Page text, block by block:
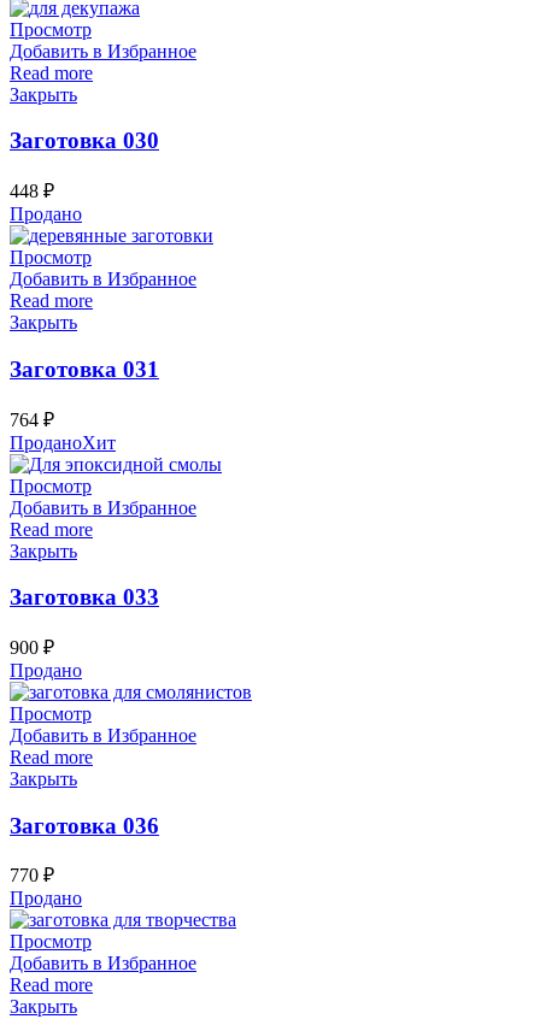
Просмотр
Добавить в Избранное
Read more
Закрыть
Заготовка 030
448 ₽
Продано
Просмотр
Добавить в Избранное
Read more
Закрыть
Заготовка 031
764 ₽
ПроданоХит
Просмотр
Добавить в Избранное
Read more
Закрыть
Заготовка 033
900 ₽
Продано
Просмотр
Добавить в Избранное
Read more
Закрыть
Заготовка 036
770 ₽
Продано
Просмотр
Добавить в Избранное
Read more
Закрыть